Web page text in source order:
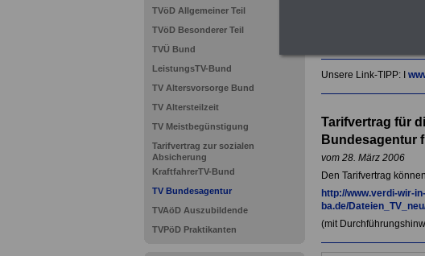
TVöD Allgemeiner Teil
TVöD Besonderer Teil
TVÜ Bund
LeistungsTV-Bund
TV Altersvorsorge Bund
TV Altersteilzeit
TV Meistbegünstigung
Tarifvertrag zur sozialen
Absicherung
KraftfahrerTV-Bund
TV Bundesagentur
TVAöD Auszubildende
TVPöD Praktikanten
Unsere Link-TIPP: I
Tarifvertrag für
Bundesagentur
vom 28. März 2006
Den Tarifvertrag
http://www.verdi-wir-
ba.de/
(mit